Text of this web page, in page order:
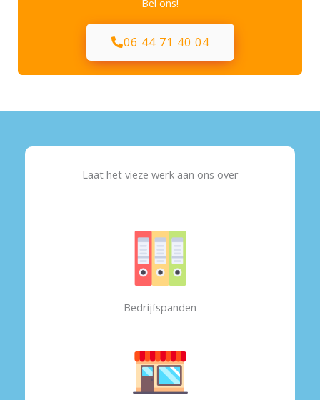
06 44 71 40 04
Laat het vieze werk aan ons over
Bedrijfspanden